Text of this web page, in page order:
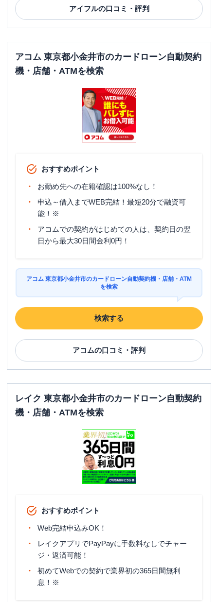
アイフルの口コミ・評判
アコム 東京都小金井市のカードローン自動契約
機・店舗・ATMを検索
おすすめポイント
お勤め先への在籍確認は100%なし！
申込～借入までWEB完結！最短20分で融資可
能！※
アコムでの契約がはじめての人は、契約日の翌
日から最大30日間金利0円！
アコム 東京都小金井市のカードローン自動契約機・店舗・ATM
を検索
検索する
アコムの口コミ・評判
レイク 東京都小金井市のカードローン自動契約
機・店舗・ATMを検索
おすすめポイント
Web完結申込みOK！
レイクアプリでPayPayに手数料なしでチャー
ジ・返済可能！
初めてWebでの契約で業界初の365日間無利
息！※